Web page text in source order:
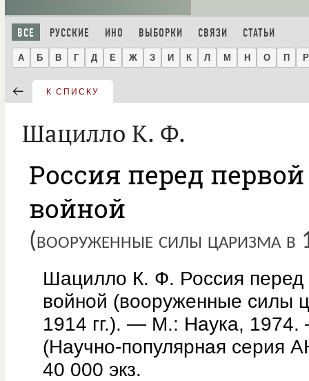
ВСЕ РУССКИЕ ИНО ВЫБОРКИ СВЯЗИ СТАТЬИ
А Б В Г Д Е Ж З И К Л М Н О П Р
К СПИСКУ
Шацилло К. Ф.
Россия перед
войной
(вооруженные силы царизма
Шацилло К. Ф. Россия
войной (вооруженные силы
1914 гг.). — М.: Наука,
(Научно-популярная
40 000 экз.